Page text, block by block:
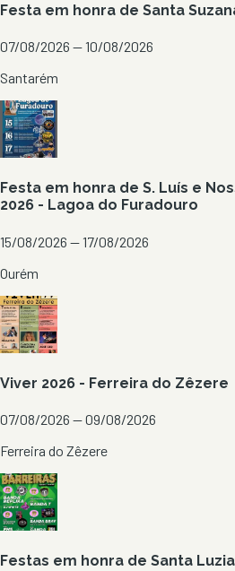
Festa em honra de Santa
07/08/2026 — 10/08/2026
Santarém
Festa em honra de S. Luís e
2026 - Lagoa do Furadouro
15/08/2026 — 17/08/2026
Ourém
Viver 2026 - Ferreira do Zêzere
07/08/2026 — 09/08/2026
Ferreira do Zêzere
Festas em honra de Santa